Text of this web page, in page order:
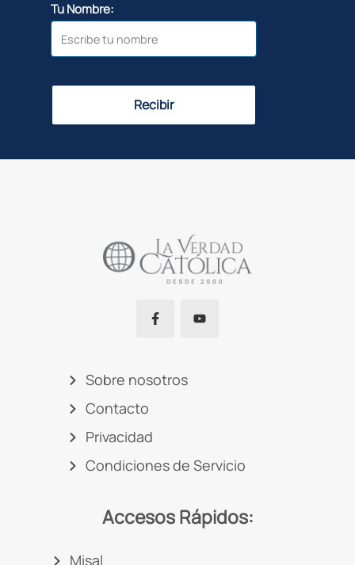
Tu Nombre:
Recibir
Sobre nosotros
Contacto
Privacidad
Condiciones de Servicio
Accesos Rápidos:
Misal